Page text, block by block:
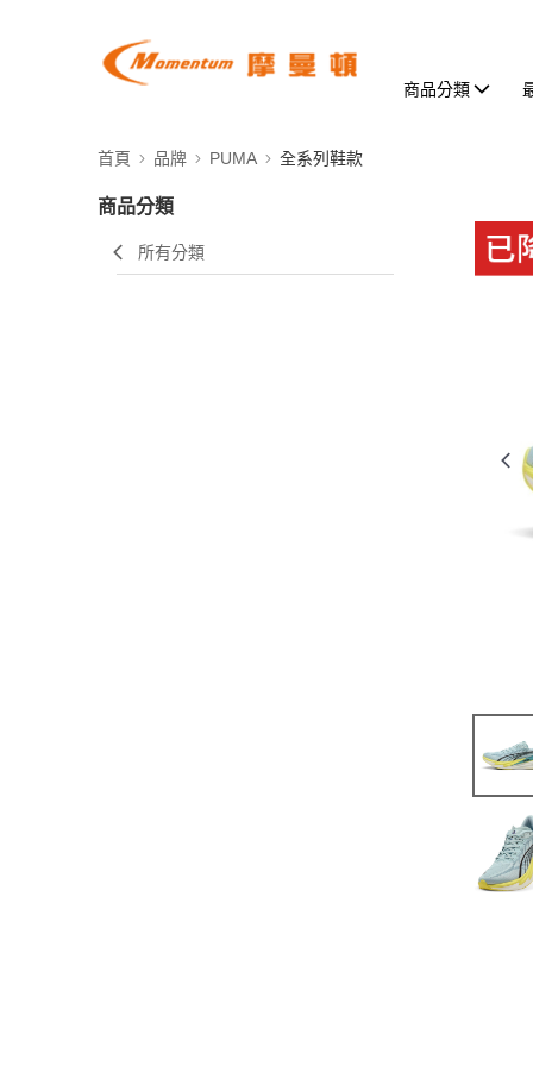
商品分類
首頁 品牌 PUMA 全系列鞋款
商品分類
所有分類